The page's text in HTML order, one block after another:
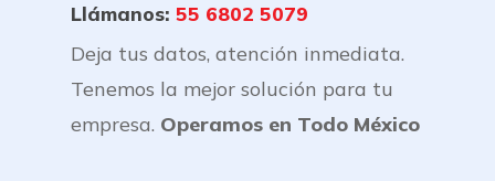
Llámanos:55 6802 5079
Deja tus datos, atención inmediata.
Tenemos la mejor solución para tu
empresa. Operamos en Todo México